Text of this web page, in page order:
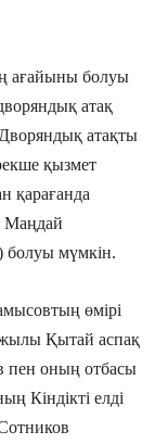
ағайыны болуы
атақ
атақты
қызмет
қарағанда
Маңдай
болуы мүмкін.
өмірі
Қытай аспақ
пен оның отбасы
Кіндікті елді